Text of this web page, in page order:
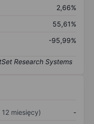
2,66%
55,61%
-95,99%
miesięcy)
-